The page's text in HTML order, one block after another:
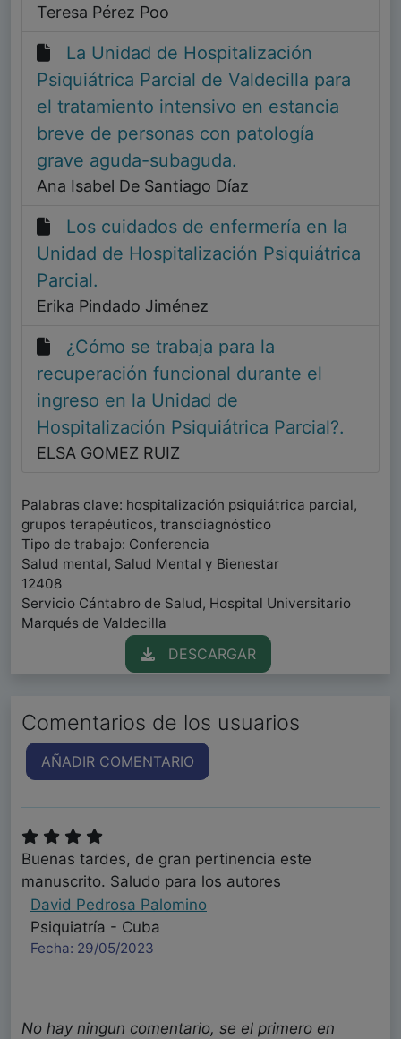
Teresa Pérez Poo
La Unidad de Hospitalización
Psiquiátrica Parcial de Valdecilla para
el tratamiento intensivo en estancia
breve de personas con patología
grave aguda-subaguda.
Ana Isabel De Santiago Díaz
Los cuidados de enfermería en la
Unidad de Hospitalización Psiquiátrica
Parcial.
Erika Pindado Jiménez
¿Cómo se trabaja para la
recuperación funcional durante el
ingreso en la Unidad de
Hospitalización Psiquiátrica Parcial?.
ELSA GOMEZ RUIZ
Palabras clave: hospitalización psiquiátrica parcial,
grupos terapéuticos, transdiagnóstico
Tipo de trabajo: Conferencia
Salud mental, Salud Mental y Bienestar
12408
Servicio Cántabro de Salud, Hospital Universitario
Marqués de Valdecilla
DESCARGAR
Comentarios de los usuarios
AÑADIR COMENTARIO
Buenas tardes, de gran pertinencia este
manuscrito. Saludo para los autores
David Pedrosa Palomino
Psiquiatría - Cuba
Fecha: 29/05/2023
No hay ningun comentario, se el primero en